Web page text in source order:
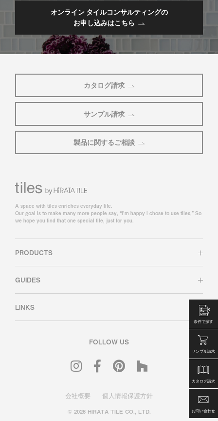
条件で探す
サンプル請求
カタログ請求
お問い合わせ
オンライン タイルコンサルティングの
お申し込みはこちら
カタログ請求
サンプル請求
製品に関するご相談
A space with tiles enriches everyday life.
Our goal is to make many more people say, “I’m happy I chose to use tiles,” So
we hope you find that one special tile, just for you.
PRODUCTS
GUIDES
LINKS
FOLLOW US
会社概要 個人情報保護方針
© 2026 HIRATA TILE CO., LTD.